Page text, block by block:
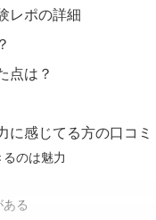
レポの詳細
点は？
に感じてる方の口コミ
のは魅力
る